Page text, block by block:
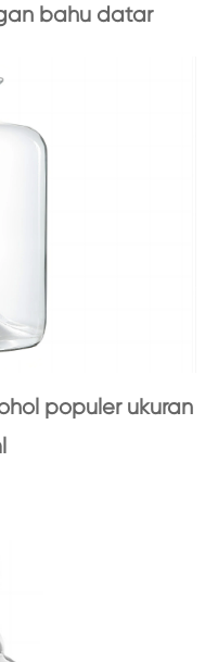
bahu datar
populer ukuran